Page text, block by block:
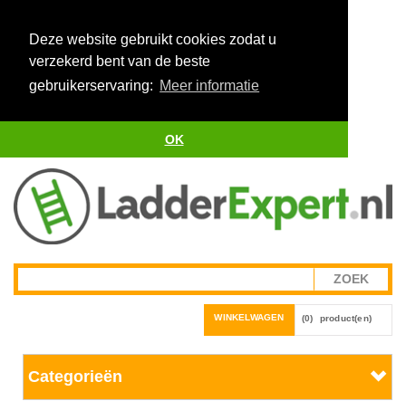
Deze website gebruikt cookies zodat u
verzekerd bent van de beste
gebruikerservaring: Meer informatie
OK
WINKELWAGEN (0) product(en)
Categorieën